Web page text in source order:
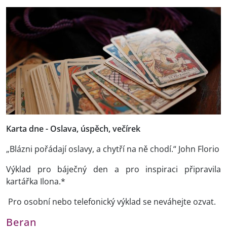
Karta dne - Oslava, úspěch, večírek
„Blázni pořádají oslavy, a chytří na ně chodí.“ John Florio
Výklad pro báječný den a pro inspiraci připravila
kartářka Ilona.*
Pro osobní nebo telefonický výklad se neváhejte ozvat.
Beran